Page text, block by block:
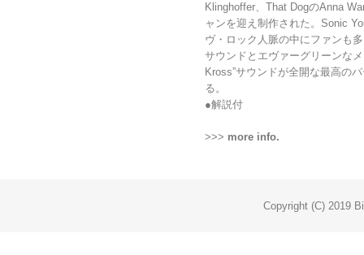
Klinghoffer、That DogのAnna
ャンを迎え制作された。Sonic
ヴ・ロック人脈の中にファンも
サウンドとエヴァーグリーンな
Kross”サウンドが全開な最高の
る。
●解説付
>>> more info.
Copyright (C) 2019